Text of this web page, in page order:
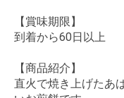
【賞味期限】
到着から60日以上
【商品紹介】
直火で焼き上げたあ